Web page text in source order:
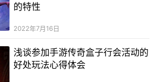
的特性
2022年7月16日
浅谈参加手游传奇盒子行会活动的
好处玩法心得体会